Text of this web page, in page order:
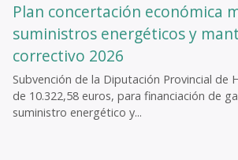
Plan concertación económica
suministros energéticos y
correctivo 2026
Subvención de la Diputación Provincial de
de 10.322,58 euros, para financiación de
suministro energético y...